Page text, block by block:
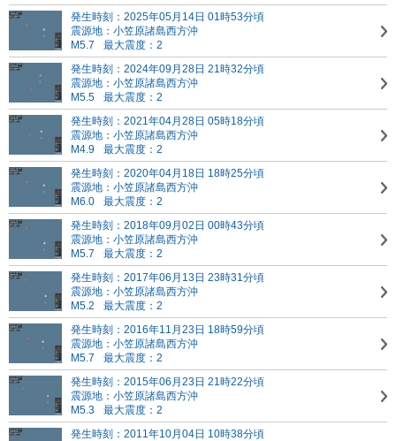
発生時刻：2025年05月14日 01時53分頃
震源地：小笠原諸島西方沖
M5.7
最大震度：2
発生時刻：2024年09月28日 21時32分頃
震源地：小笠原諸島西方沖
M5.5
最大震度：2
発生時刻：2021年04月28日 05時18分頃
震源地：小笠原諸島西方沖
M4.9
最大震度：2
発生時刻：2020年04月18日 18時25分頃
震源地：小笠原諸島西方沖
M6.0
最大震度：2
発生時刻：2018年09月02日 00時43分頃
震源地：小笠原諸島西方沖
M5.7
最大震度：2
発生時刻：2017年06月13日 23時31分頃
震源地：小笠原諸島西方沖
M5.2
最大震度：2
発生時刻：2016年11月23日 18時59分頃
震源地：小笠原諸島西方沖
M5.7
最大震度：2
発生時刻：2015年06月23日 21時22分頃
震源地：小笠原諸島西方沖
M5.3
最大震度：2
発生時刻：2011年10月04日 10時38分頃